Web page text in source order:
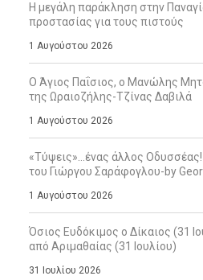
Η μεγάλη παράκληση στην
προστασίας για τους πιστούς
1 Αυγούστου 2026
Ο Άγιος Παΐσιος, ο Μανώλης
της Ωραιοζήλης-Τζίνας Δαβιλά
1 Αυγούστου 2026
«Τύψεις»…ένας άλλος Οδυσσέας!
του Γιώργου Σαράφογλου-by
1 Αυγούστου 2026
Όσιος Ευδόκιμος ο Δίκαιος (31
από Αριμαθαίας (31 Ιουλίου)
31 Ιουλίου 2026